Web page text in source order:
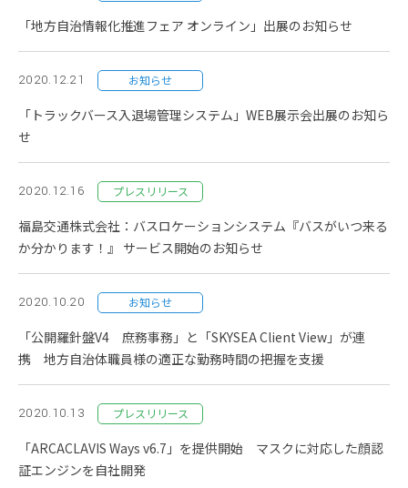
グループ企業
社員の幸せへの取り組み
環境への取り組み
取得認証
「地方自治情報化推進フェア オンライン」出展のお知らせ
2020.12.21 お知らせ
「トラックバース入退場管理システム」WEB展示会出展のお知ら
せ
2020.12.16 プレスリリース
福島交通株式会社：バスロケーションシステム『バスがいつ来る
か分かります！』 サービス開始のお知らせ
2020.10.20 お知らせ
「公開羅針盤V4 庶務事務」と「SKYSEA Client View」が連
携 地方自治体職員様の適正な勤務時間の把握を支援
2020.10.13 プレスリリース
「ARCACLAVIS Ways v6.7」を提供開始 マスクに対応した顔認
証エンジンを自社開発